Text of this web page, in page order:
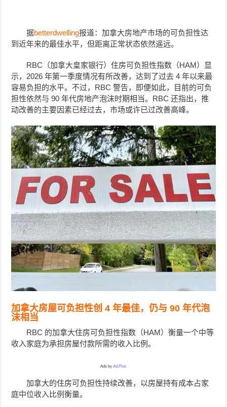
据betterdwelling报道：加拿大房地产市场的可负担性达
到近年来的最佳水平，但距离正常状态依然遥远。
RBC（加拿大皇家银行）住房可负担性指数（HAM）显
示，2026 年第一季度情况有所改善，达到了过去 4 年以来最
容易负担的水平。不过，RBC 警告，即便如此，目前的可负
担性依然与 90 年代房地产泡沫时期相当。RBC 还指出，推
动改善的主要因素已经过去，市场或许已过改善高峰。
加拿大房屋可负担性创 4 年最佳，仍与 90 年代泡
沫相当
RBC 的加拿大住房可负担性指数（HAM）衡量一个中等
收入家庭为承担房屋付款所需的收入比例。
Ads byAd.Plus
加拿大的住房可负担性持续改善，以房屋持有成本占家
庭中位收入比例衡量。